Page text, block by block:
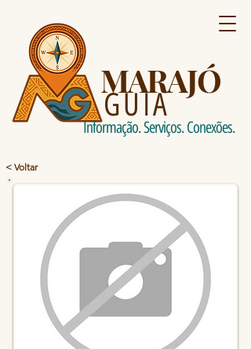
MARAJÓ
GUIA
Informação. Serviços. Conexões.
< Voltar